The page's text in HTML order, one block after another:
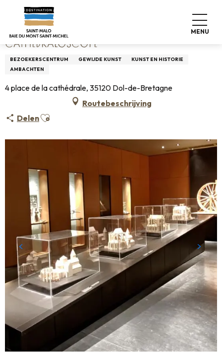
contenu
principal
MENU
Home CathédralOscope
CATHÉDRALOSCOPE
BEZOEKERSCENTRUM GEWIJDE KUNST
KUNST EN HISTORIE
AMBACHTEN
4 place de la cathédrale, 35120 Dol-de-Bretagne
Routebeschrijving
DelenAjouter aux favoris